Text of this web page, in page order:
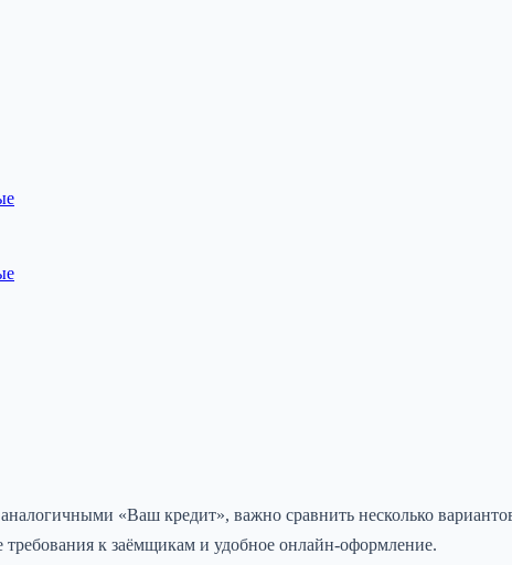
«Ваш кредит», важно сравнить несколько
к заёмщикам и удобное онлайн-оформление.